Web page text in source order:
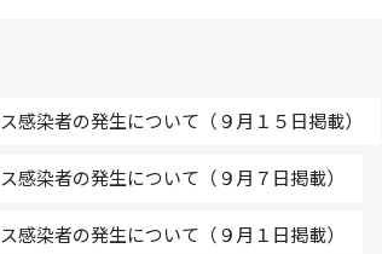
感染者の発生について（９月１５日掲載）
感染者の発生について（９月７日掲載）
感染者の発生について（９月１日掲載）